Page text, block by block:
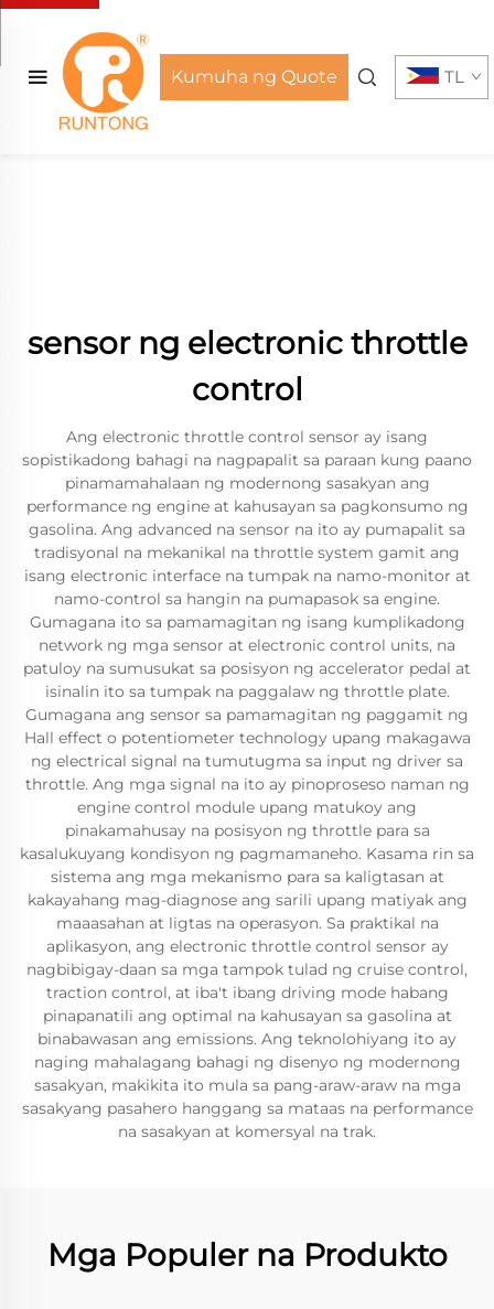
Kumuha ng Quote TL
sensor ng electronic throttle
control
Ang electronic throttle control sensor ay isang
sopistikadong bahagi na nagpapalit sa paraan kung paano
pinamamahalaan ng modernong sasakyan ang
performance ng engine at kahusayan sa pagkonsumo ng
gasolina. Ang advanced na sensor na ito ay pumapalit sa
tradisyonal na mekanikal na throttle system gamit ang
isang electronic interface na tumpak na namo-monitor at
namo-control sa hangin na pumapasok sa engine.
Gumagana ito sa pamamagitan ng isang kumplikadong
network ng mga sensor at electronic control units, na
patuloy na sumusukat sa posisyon ng accelerator pedal at
isinalin ito sa tumpak na paggalaw ng throttle plate.
Gumagana ang sensor sa pamamagitan ng paggamit ng
Hall effect o potentiometer technology upang makagawa
ng electrical signal na tumutugma sa input ng driver sa
throttle. Ang mga signal na ito ay pinoproseso naman ng
engine control module upang matukoy ang
pinakamahusay na posisyon ng throttle para sa
kasalukuyang kondisyon ng pagmamaneho. Kasama rin sa
sistema ang mga mekanismo para sa kaligtasan at
kakayahang mag-diagnose ang sarili upang matiyak ang
maaasahan at ligtas na operasyon. Sa praktikal na
aplikasyon, ang electronic throttle control sensor ay
nagbibigay-daan sa mga tampok tulad ng cruise control,
traction control, at iba't ibang driving mode habang
pinapanatili ang optimal na kahusayan sa gasolina at
binabawasan ang emissions. Ang teknolohiyang ito ay
naging mahalagang bahagi ng disenyo ng modernong
sasakyan, makikita ito mula sa pang-araw-araw na mga
sasakyang pasahero hanggang sa mataas na performance
na sasakyan at komersyal na trak.
Mga Populer na Produkto